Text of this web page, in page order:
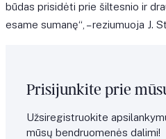
būdas prisidėti prie šiltesnio ir
esame sumanę“, – reziumuoja J.
Prisijunkite prie
Užsiregistruokite
mūsų bendruomenės dalimi!